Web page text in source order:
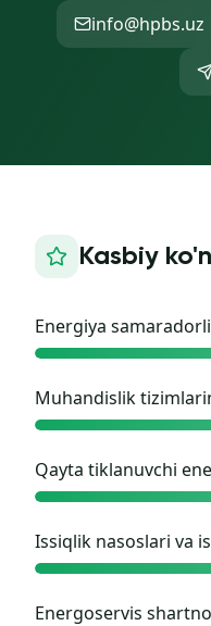
info@hpbs.uz
Kasbiy
Energiya
Muhandislik
Qayta tiklanuvchi
Issiqlik nasoslari va
Energoservis